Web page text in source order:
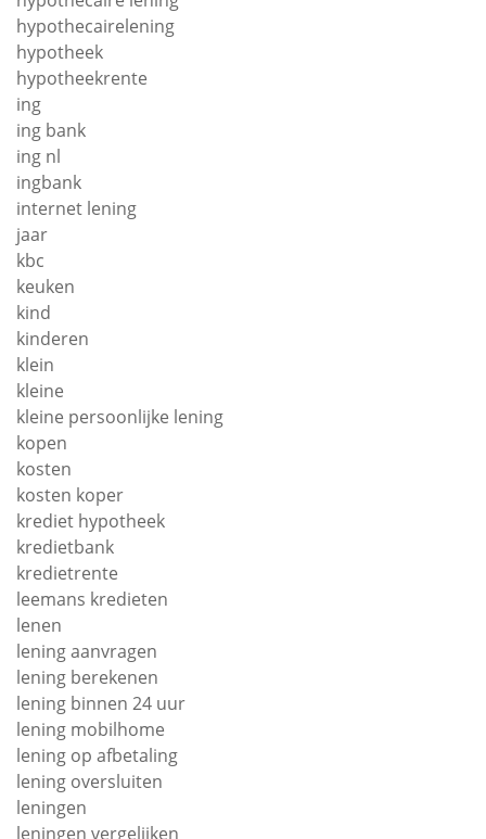
hypothecairelening
hypotheek
hypotheekrente
ing
ing bank
ing nl
ingbank
internet lening
jaar
kbc
keuken
kind
kinderen
klein
kleine
kleine persoonlijke lening
kopen
kosten
kosten koper
krediet hypotheek
kredietbank
kredietrente
leemans kredieten
lenen
lening aanvragen
lening berekenen
lening binnen 24 uur
lening mobilhome
lening op afbetaling
lening oversluiten
leningen
leningen vergelijken